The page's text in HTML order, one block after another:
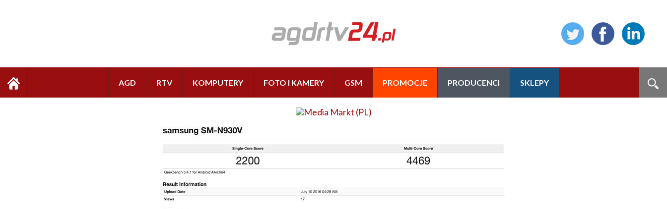
AGD RTV KOMPUTERY FOTO I KAMERY GSM PROMOCJE PRODUCENCI SKLEPY